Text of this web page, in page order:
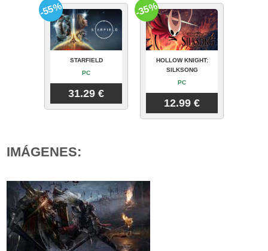
STARFIELD
PC
31.29 €
-55%
HOLLOW KNIGHT:
SILKSONG
PC
12.99 €
-35%
IMÁGENES: